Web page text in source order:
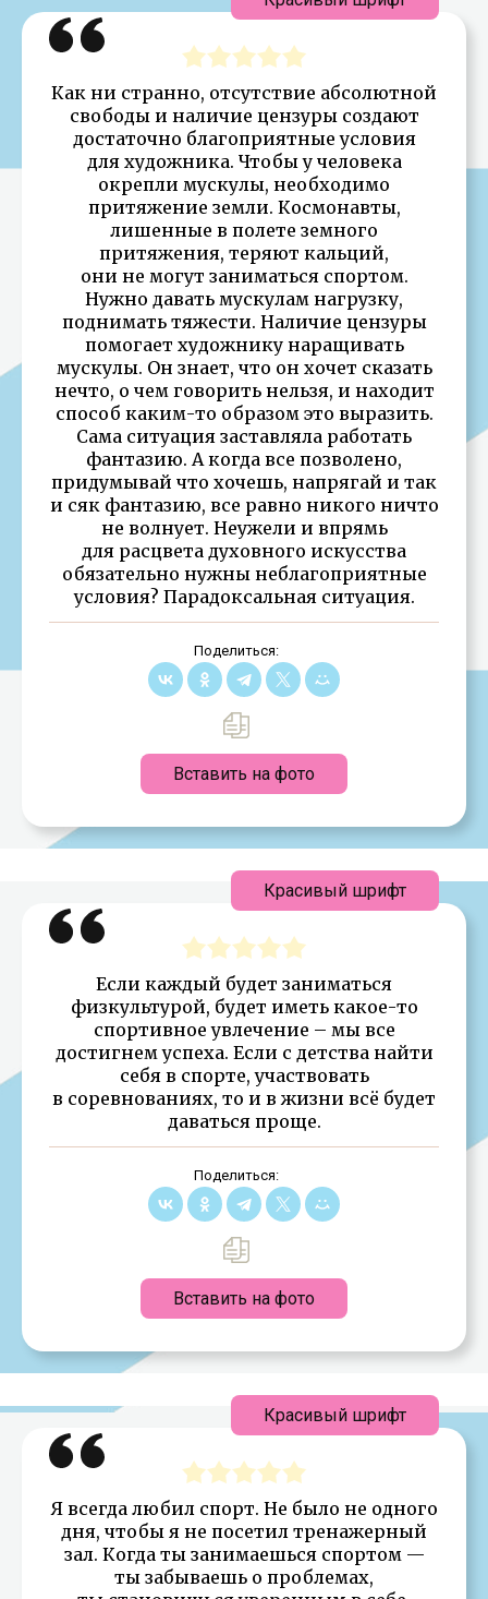
Как ни странно, отсутствие абсолютной
свободы и наличие цензуры создают
достаточно благоприятные условия
для художника. Чтобы у человека
окрепли мускулы, необходимо
притяжение земли. Космонавты,
лишенные в полете земного
притяжения, теряют кальций,
они не могут заниматься спортом.
Нужно давать мускулам нагрузку,
поднимать тяжести. Наличие цензуры
помогает художнику наращивать
мускулы. Он знает, что он хочет сказать
нечто, о чем говорить нельзя, и находит
способ каким-то образом это выразить.
Сама ситуация заставляла работать
фантазию. А когда все позволено,
придумывай что хочешь, напрягай и так
и сяк фантазию, все равно никого ничто
не волнует. Неужели и впрямь
для расцвета духовного искусства
обязательно нужны неблагоприятные
условия? Парадоксальная ситуация.
Поделиться:
Вставить на фото
Если каждый будет заниматься
физкультурой, будет иметь какое-то
спортивное увлечение – мы все
достигнем успеха. Если с детства найти
себя в спорте, участвовать
в соревнованиях, то и в жизни всё будет
даваться проще.
Поделиться:
Вставить на фото
Красивый шрифт
Я всегда любил спорт. Не было не одного
дня, чтобы я не посетил тренажерный
зал. Когда ты занимаешься спортом —
ты забываешь о проблемах,
Красивый шрифт